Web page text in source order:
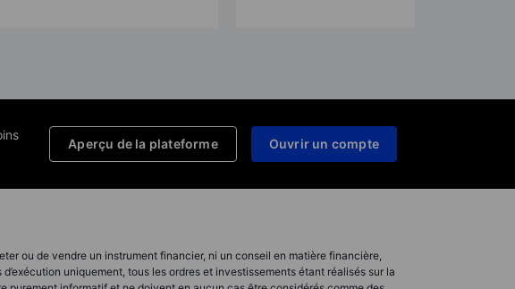
Aperçu de la plateforme Ouvrir un compte
ou de vendre un instrument financier, ni un conseil en matière financière,
uniquement, tous les ordres et investissements étant réalisés sur la